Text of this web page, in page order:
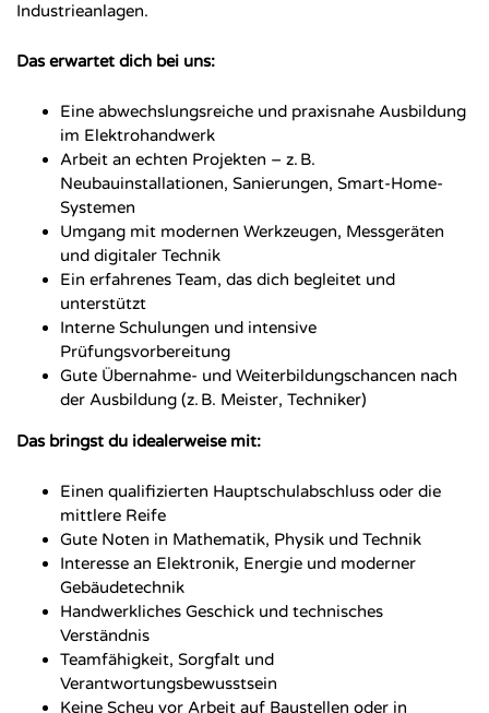
Industrieanlagen.
Das erwartet dich bei uns:
Eine abwechslungsreiche und praxisnahe Ausbildung
im Elektrohandwerk
Arbeit an echten Projekten – z. B.
Neubauinstallationen, Sanierungen, Smart-Home-
Systemen
Umgang mit modernen Werkzeugen, Messgeräten
und digitaler Technik
Ein erfahrenes Team, das dich begleitet und
unterstützt
Interne Schulungen und intensive
Prüfungsvorbereitung
Gute Übernahme- und Weiterbildungschancen nach
der Ausbildung (z. B. Meister, Techniker)
Das bringst du idealerweise mit:
Einen qualifizierten Hauptschulabschluss oder die
mittlere Reife
Gute Noten in Mathematik, Physik und Technik
Interesse an Elektronik, Energie und moderner
Gebäudetechnik
Handwerkliches Geschick und technisches
Verständnis
Teamfähigkeit, Sorgfalt und
Verantwortungsbewusstsein
Keine Scheu vor Arbeit auf Baustellen oder in